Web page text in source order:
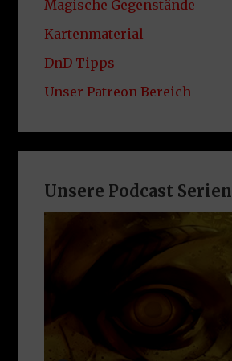
Magische Gegenstände
Kartenmaterial
DnD Tipps
Unser Patreon Bereich
Unsere Podcast Serien